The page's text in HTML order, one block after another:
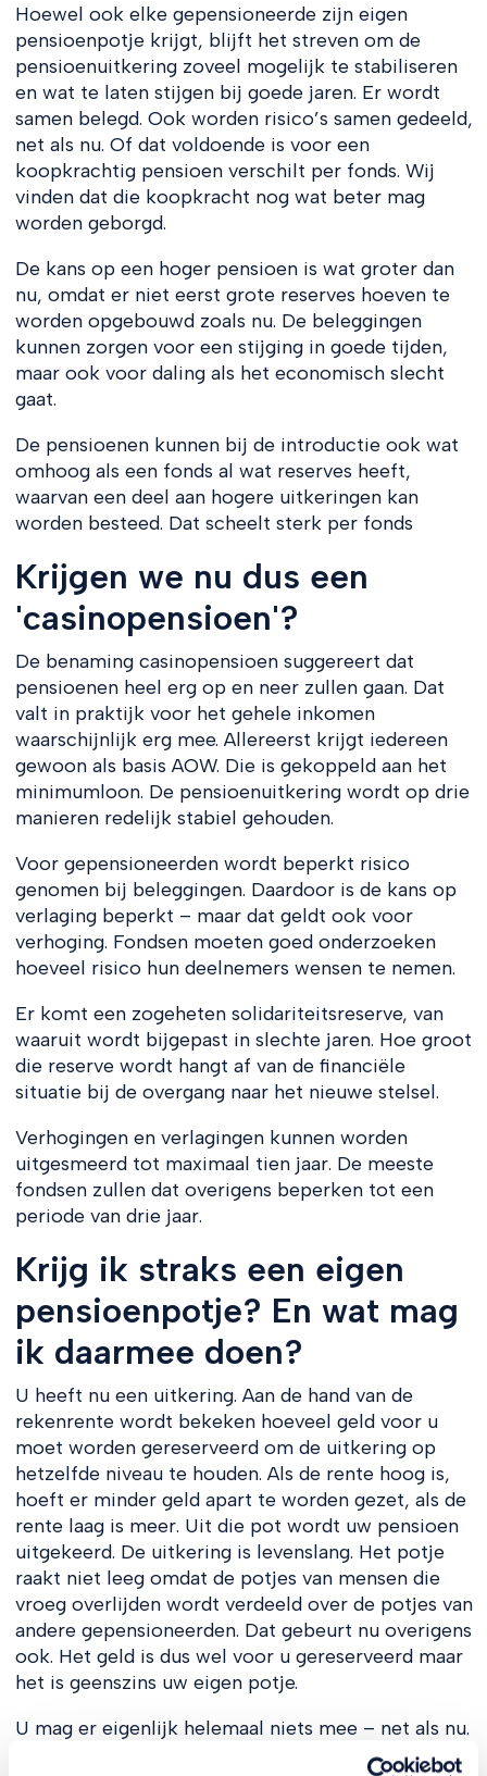
Hoewel ook elke gepensioneerde zijn eigen
pensioenpotje krijgt, blijft het streven om de
pensioenuitkering zoveel mogelijk te stabiliseren
en wat te laten stijgen bij goede jaren. Er wordt
samen belegd. Ook worden risico’s samen gedeeld,
net als nu. Of dat voldoende is voor een
koopkrachtig pensioen verschilt per fonds. Wij
vinden dat die koopkracht nog wat beter mag
worden geborgd.
De kans op een hoger pensioen is wat groter dan
nu, omdat er niet eerst grote reserves hoeven te
worden opgebouwd zoals nu. De beleggingen
kunnen zorgen voor een stijging in goede tijden,
maar ook voor daling als het economisch slecht
gaat.
De pensioenen kunnen bij de introductie ook wat
omhoog als een fonds al wat reserves heeft,
waarvan een deel aan hogere uitkeringen kan
worden besteed. Dat scheelt sterk per fonds
Krijgen we nu dus een
'casinopensioen'?
De benaming casinopensioen suggereert dat
pensioenen heel erg op en neer zullen gaan. Dat
valt in praktijk voor het gehele inkomen
waarschijnlijk erg mee. Allereerst krijgt iedereen
gewoon als basis AOW. Die is gekoppeld aan het
minimumloon. De pensioenuitkering wordt op drie
manieren redelijk stabiel gehouden.
Voor gepensioneerden wordt beperkt risico
genomen bij beleggingen. Daardoor is de kans op
verlaging beperkt – maar dat geldt ook voor
verhoging. Fondsen moeten goed onderzoeken
hoeveel risico hun deelnemers wensen te nemen.
Er komt een zogeheten solidariteitsreserve, van
waaruit wordt bijgepast in slechte jaren. Hoe groot
die reserve wordt hangt af van de financiële
situatie bij de overgang naar het nieuwe stelsel.
Verhogingen en verlagingen kunnen worden
uitgesmeerd tot maximaal tien jaar. De meeste
fondsen zullen dat overigens beperken tot een
periode van drie jaar.
Krijg ik straks een eigen
pensioenpotje? En wat mag
ik daarmee doen?
U heeft nu een uitkering. Aan de hand van de
rekenrente wordt bekeken hoeveel geld voor u
moet worden gereserveerd om de uitkering op
hetzelfde niveau te houden. Als de rente hoog is,
hoeft er minder geld apart te worden gezet, als de
rente laag is meer. Uit die pot wordt uw pensioen
uitgekeerd. De uitkering is levenslang. Het potje
raakt niet leeg omdat de potjes van mensen die
vroeg overlijden wordt verdeeld over de potjes van
andere gepensioneerden. Dat gebeurt nu overigens
ook. Het geld is dus wel voor u gereserveerd maar
het is geenszins uw eigen potje.
U mag er eigenlijk helemaal niets mee – net als nu.
Voor aanstaande gepensioneerden was gedacht dat